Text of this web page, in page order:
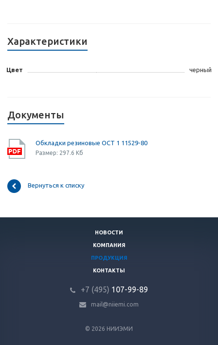
Характеристики
Цвет черный
Документы
Обкладки резиновые ОСТ 1 11529-80
Размер: 297.6 Кб
Вернуться к списку
© 2026 НИИЭМИ
НОВОСТИ
КОМПАНИЯ
ПРОДУКЦИЯ
КОНТАКТЫ
+7 (495) 107-99-89
mail@niiemi.com